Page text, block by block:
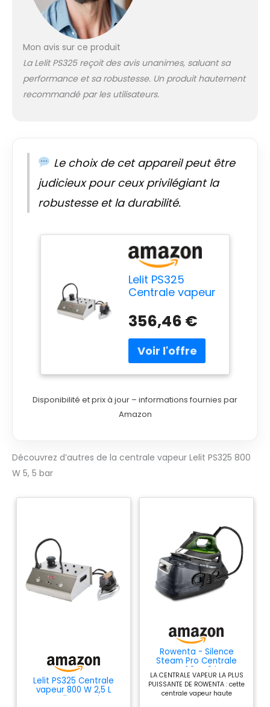
Mon avis sur ce produit
La Lelit PS325 reçoit des avis unanimes, saluant sa
performance et sa robustesse. Un produit hautement
recommandé par les utilisateurs.
Le choix de cet appareil peut être
judicieux pour ceux privilégiant la
robustesse et la durabilité.
Lelit PS325
Centrale vapeur
Semelle en acier
inoxydable Acier
inoxydable
Centrale vapeur
800 W 5,5 bar
2,5 L Semelle en
acier inoxydable
1000 W
356,46 €
Disponibilité et prix à jour – informations fournies par
Amazon
Découvrez d’autres de la centrale vapeur Lelit PS325 800
W 5, 5 bar
Lelit PS325 Centrale
vapeur 800 W 2,5 L
Semelle en acier
Rowenta - Silence
Steam Pro Centrale
Vapeur 1,3L - 8 bars -
Noir/Vert
LA CENTRALE VAPEUR LA PLUS
PUISSANTE DE ROWENTA : cette
centrale vapeur haute
pression offre des résultats